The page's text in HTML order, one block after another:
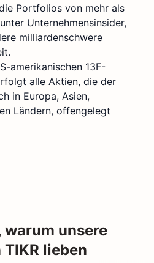
Portfolios von mehr als
Unternehmensinsider,
milliardenschwere
amerikanischen 13F-
alle Aktien, die der
in Europa, Asien,
Ländern, offengelegt
warum unsere
TIKR lieben